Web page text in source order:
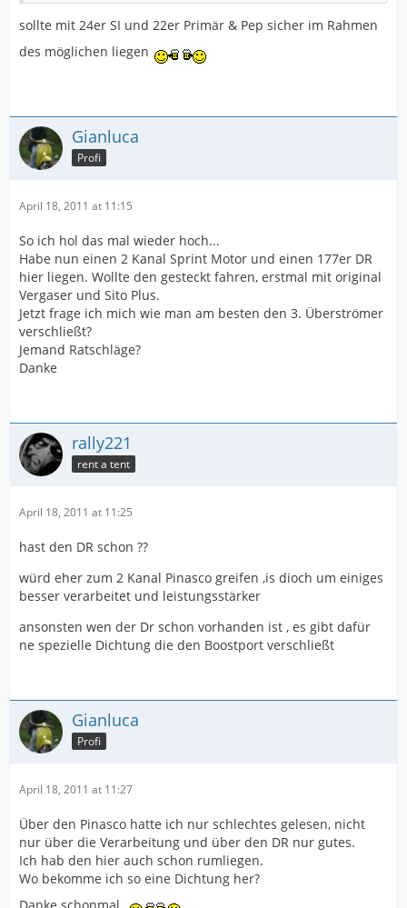
sollte mit 24er SI und 22er Primär & Pep sicher im Rahmen
des möglichen liegen
Gianluca
Profi
April 18, 2011 at 11:15
So ich hol das mal wieder hoch...
Habe nun einen 2 Kanal Sprint Motor und einen 177er DR
hier liegen. Wollte den gesteckt fahren, erstmal mit original
Vergaser und Sito Plus.
Jetzt frage ich mich wie man am besten den 3. Überströmer
verschließt?
Jemand Ratschläge?
Danke
rally221
rent a tent
April 18, 2011 at 11:25
hast den DR schon ??
würd eher zum 2 Kanal Pinasco greifen ,is dioch um einiges
besser verarbeitet und leistungsstärker
ansonsten wen der Dr schon vorhanden ist , es gibt dafür
ne spezielle Dichtung die den Boostport verschließt
Gianluca
Profi
April 18, 2011 at 11:27
Über den Pinasco hatte ich nur schlechtes gelesen, nicht
nur über die Verarbeitung und über den DR nur gutes.
Ich hab den hier auch schon rumliegen.
Wo bekomme ich so eine Dichtung her?